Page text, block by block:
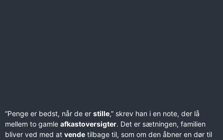
“Penge er bedst, når de er stille,” skrev han i en note, der lå
mellem to gamle afkastoversigter. Det er sætningen, familien
bliver ved med at vende tilbage til, som om den åbner en dør til